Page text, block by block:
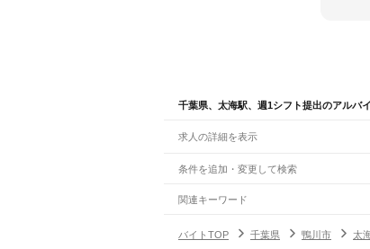
千葉県、太海駅、週1シフト提出のアルバ
求人の詳細を表示
条件を追加・変更して検索
市区町村を追加・変更
千葉県すべて
駅を追加・変更
関連キーワード
バイトTOP
千葉県 鴨川市 太